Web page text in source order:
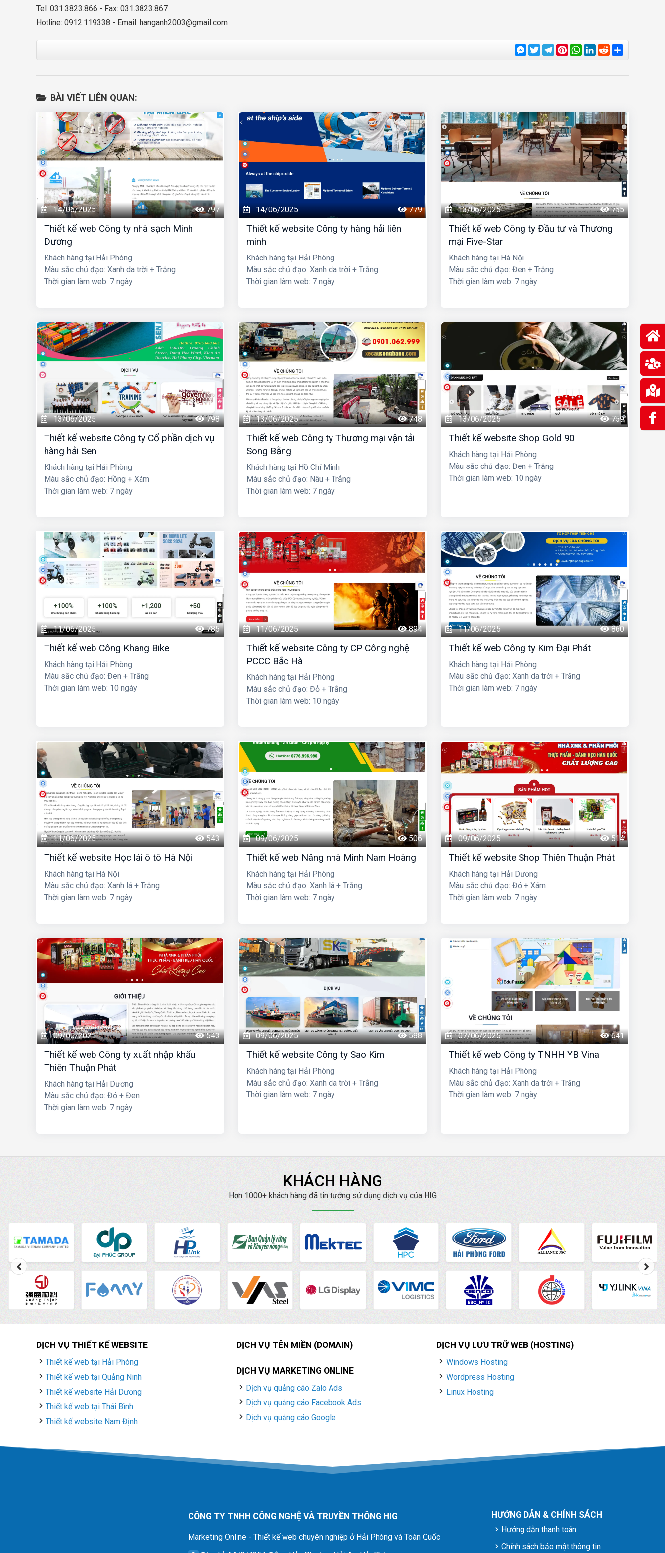
Tel: 031.3823.866 - Fax: 031.3823.867
Hotline: 0912.119338 - Email: hanganh2003@gmail.com
Messenger
TwitterTelegram
Pinterest
WhatsApp
LinkedIn
Reddit
BÀI VIẾT LIÊN QUAN:
14/06/2025 797
Thiết kế web Công ty nhà sạch Minh
Dương
Khách hàng tại Hải Phòng
Màu sắc chủ đạo: Xanh da trời + Trắng
Thời gian làm web: 7 ngày
14/06/2025 779
Thiết kế website Công ty hàng hải liên
minh
Khách hàng tại Hải Phòng
Màu sắc chủ đạo: Xanh da trời + Trắng
Thời gian làm web: 7 ngày
13/06/2025 755
Thiết kế web Công ty Đầu tư và Thương
mại Five-Star
Khách hàng tại Hà Nội
Màu sắc chủ đạo: Đen + Trắng
Thời gian làm web: 7 ngày
13/06/2025 798
Thiết kế website Công ty Cổ phần dịch vụ
hàng hải Sen
Khách hàng tại Hải Phòng
Màu sắc chủ đạo: Hồng + Xám
Thời gian làm web: 7 ngày
13/06/2025 748
Thiết kế web Công ty Thương mại vận tải
Song Bằng
Khách hàng tại Hồ Chí Minh
Màu sắc chủ đạo: Nâu + Trắng
Thời gian làm web: 7 ngày
13/06/2025 759
Thiết kế website Shop Gold 90
Khách hàng tại Hải Phòng
Màu sắc chủ đạo: Đen + Trắng
Thời gian làm web: 10 ngày
11/06/2025 785
Thiết kế web Công Khang Bike
Khách hàng tại Hải Phòng
Màu sắc chủ đạo: Đen + Trắng
Thời gian làm web: 10 ngày
11/06/2025 894
Thiết kế website Công ty CP Công nghệ
PCCC Bắc Hà
Khách hàng tại Hải Phòng
Màu sắc chủ đạo: Đỏ + Trắng
Thời gian làm web: 10 ngày
11/06/2025 860
Thiết kế web Công ty Kim Đại Phát
Khách hàng tại Hải Phòng
Màu sắc chủ đạo: Xanh da trời + Trắng
Thời gian làm web: 7 ngày
11/06/2025 543
Thiết kế website Học lái ô tô Hà Nội
Khách hàng tại Hà Nội
Màu sắc chủ đạo: Xanh lá + Trắng
Thời gian làm web: 7 ngày
09/06/2025 506
Thiết kế web Nâng nhà Minh Nam Hoàng
Khách hàng tại Hải Phòng
Màu sắc chủ đạo: Xanh lá + Trắng
Thời gian làm web: 7 ngày
09/06/2025 514
Thiết kế website Shop Thiên Thuận Phát
Khách hàng tại Hải Dương
Màu sắc chủ đạo: Đỏ + Xám
Thời gian làm web: 7 ngày
09/06/2025 543
Thiết kế web Công ty xuất nhập khẩu
Thiên Thuận Phát
Khách hàng tại Hải Dương
Màu sắc chủ đạo: Đỏ + Đen
Thời gian làm web: 7 ngày
09/06/2025 588
Thiết kế website Công ty Sao Kim
Khách hàng tại Hải Phòng
Màu sắc chủ đạo: Xanh da trời + Trắng
Thời gian làm web: 7 ngày
07/06/2025 641
Thiết kế web Công ty TNHH YB Vina
Khách hàng tại Hải Phòng
Màu sắc chủ đạo: Xanh da trời + Trắng
Thời gian làm web: 7 ngày
KHÁCH HÀNG
Hơn 1000+ khách hàng đã tin tưởng sử dụng dịch vụ của HIG
DỊCH VỤ THIẾT KẾ WEBSITE
Thiết kế web tại Hải Phòng
Thiết kế web tại Quảng Ninh
Thiết kế website Hải Dương
Thiết kế web tại Thái Bình
Thiết kế website Nam Định
DỊCH VỤ TÊN MIỀN (DOMAIN)
DỊCH VỤ MARKETING ONLINE
Dịch vụ quảng cáo Zalo Ads
Dịch vụ quảng cáo Facebook Ads
Dịch vụ quảng cáo Google
DỊCH VỤ LƯU TRỮ WEB (HOSTING)
Windows Hosting
Wordpress Hosting
Linux Hosting
HƯỚNG DẪN & CHÍNH SÁCH
Hướng dẫn thanh toán
Chính sách bảo mật thông tin
CÔNG TY TNHH CÔNG NGHỆ VÀ TRUYỀN THÔNG HIG
Marketing Online - Thiết kế web chuyên nghiệp ở Hải Phòng và Toàn Quốc